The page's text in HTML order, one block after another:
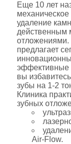
Еще 10 лет
механическое
удаление
действенным
отложениями.
предлагает
эффективные
вы
зубы на 1-2
Клиника
зубных
Air-Flow.